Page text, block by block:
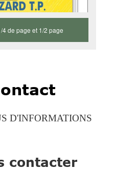
4 de page et 1/2 page
D'INFORMATIONS
contacter